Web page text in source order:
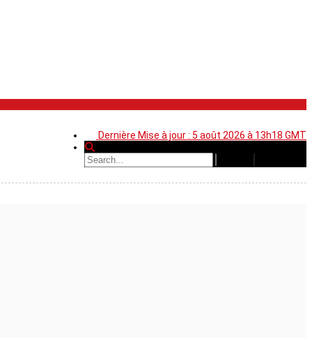
Dernière Mise à jour : 5 août 2026 à 13h18 GMT